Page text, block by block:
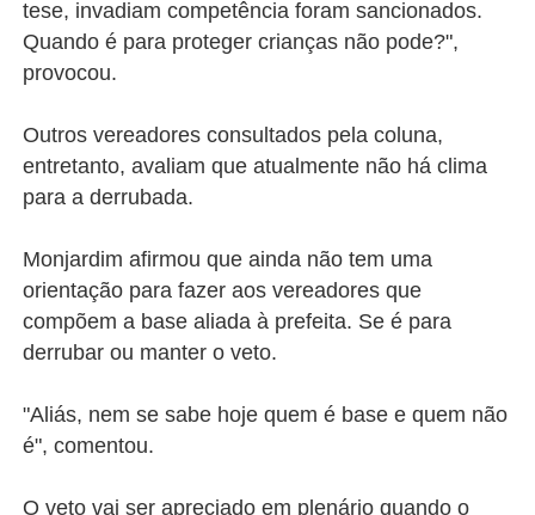
tese, invadiam competência foram sancionados.
Quando é para proteger crianças não pode?",
provocou.
Outros vereadores consultados pela coluna,
entretanto, avaliam que atualmente não há clima
para a derrubada.
Monjardim afirmou que ainda não tem uma
orientação para fazer aos vereadores que
compõem a base aliada à prefeita. Se é para
derrubar ou manter o veto.
"Aliás, nem se sabe hoje quem é base e quem não
é", comentou.
O veto vai ser apreciado em plenário quando o